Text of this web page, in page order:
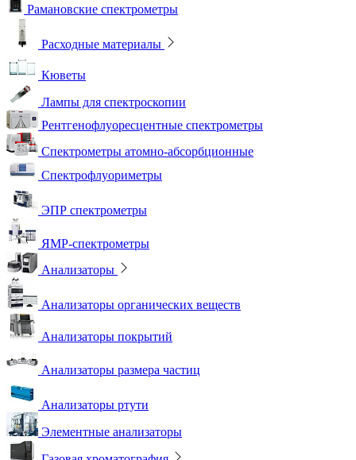
Рамановские спектрометры
Расходные материалы
Кюветы
Лампы для спектроскопии
Рентгенофлуоресцентные спектрометры
Спектрометры атомно-абсорбционные
Спектрофлуориметры
ЭПР спектрометры
ЯМР-спектрометры
Анализаторы
Анализаторы органических веществ
Анализаторы покрытий
Анализаторы размера частиц
Анализаторы ртути
Элементные анализаторы